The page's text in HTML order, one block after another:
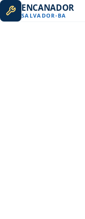
ENCANADOR
SALVADOR-BA